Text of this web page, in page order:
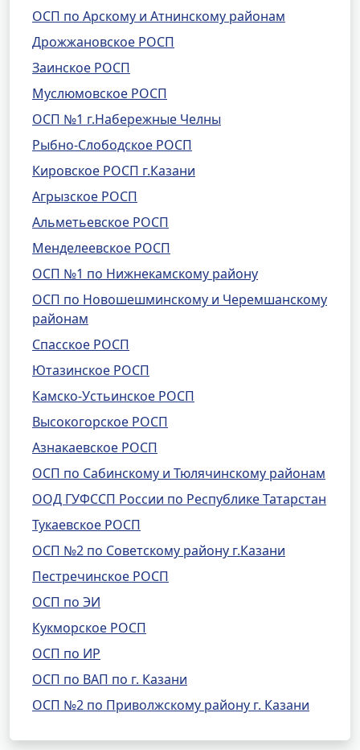
ОСП по Арскому и Атнинскому районам
Дрожжановское РОСП
Заинское РОСП
Муслюмовское РОСП
ОСП №1 г.Набережные Челны
Рыбно-Слободское РОСП
Кировское РОСП г.Казани
Агрызское РОСП
Альметьевское РОСП
Менделеевское РОСП
ОСП №1 по Нижнекамскому району
ОСП по Новошешминскому и Черемшанскому
районам
Спасское РОСП
Ютазинское РОСП
Камско-Устьинское РОСП
Высокогорское РОСП
Азнакаевское РОСП
ОСП по Сабинскому и Тюлячинскому районам
ООД ГУФССП России по Республике Татарстан
Тукаевское РОСП
ОСП №2 по Советскому району г.Казани
Пестречинское РОСП
ОСП по ЭИ
Кукморское РОСП
ОСП по ИР
ОСП по ВАП по г. Казани
ОСП №2 по Приволжскому району г. Казани